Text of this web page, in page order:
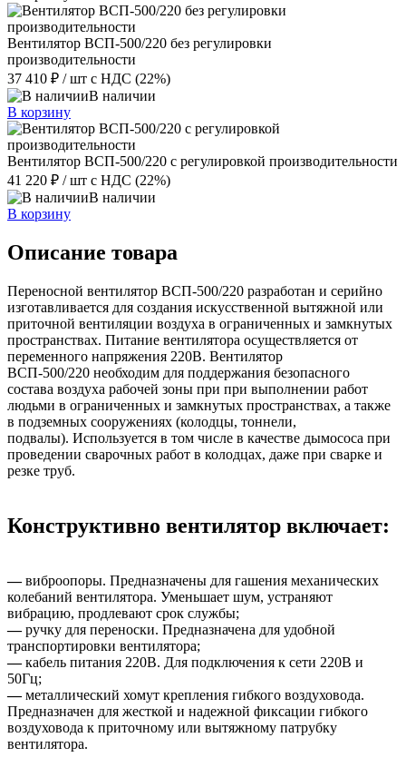
Вентилятор ВСП-500/220 без регулировки
производительности
37 410 ₽ / шт с НДС (22%)
В наличии
В корзину
Вентилятор ВСП-500/220 с регулировкой производительности
41 220 ₽ / шт с НДС (22%)
В наличии
В корзину
Описание товара
Переносной вентилятор ВСП-500/220 разработан и серийно
изготавливается для создания искусственной вытяжной или
приточной вентиляции воздуха в ограниченных и замкнутых
пространствах. Питание вентилятора осуществляется от
переменного напряжения 220В. Вентилятор
ВСП-500/220 необходим для поддержания безопасного
состава воздуха рабочей зоны при при выполнении работ
людьми в ограниченных и замкнутых пространствах, а также
в подземных сооружениях (колодцы, тоннели,
подвалы). Используется в том числе в качестве дымососа при
проведении сварочных работ в колодцах, даже при сварке и
резке труб.
Конструктивно вентилятор включает:
—виброопоры. Предназначены для гашения механических
колебаний вентилятора. Уменьшает шум, устраняют
вибрацию, продлевают срок службы;
—ручку для переноски. Предназначена для удобной
транспортировки вентилятора;
—кабель питания 220В. Для подключения к сети 220В и
50Гц;
—металлический хомут крепления гибкого воздуховода.
Предназначен для жесткой и надежной фиксации гибкого
воздуховода к приточному или вытяжному патрубку
вентилятора.